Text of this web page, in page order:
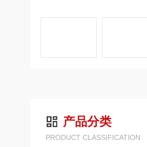
产品分类
PRODUCT CLASSIFICATION